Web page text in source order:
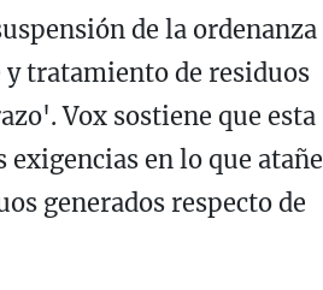
de la ordenanza
tratamiento de residuos
Vox sostiene que esta
en lo que atañe
generados respecto de